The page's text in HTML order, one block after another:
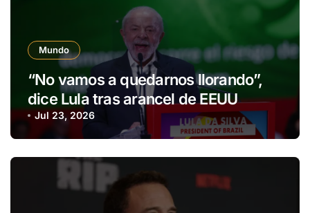
Mundo
“No vamos a quedarnos llorando”,
dice Lula tras arancel de EEUU
Jul 23, 2026